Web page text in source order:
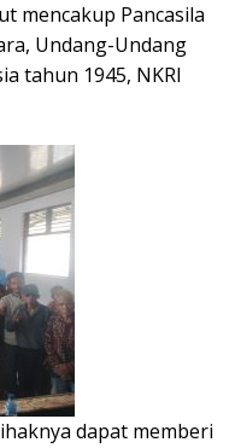
mencakup Pancasila
Undang-Undang
tahun 1945, NKRI
dapat memberi